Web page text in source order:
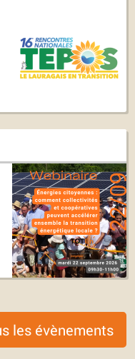
les évènements